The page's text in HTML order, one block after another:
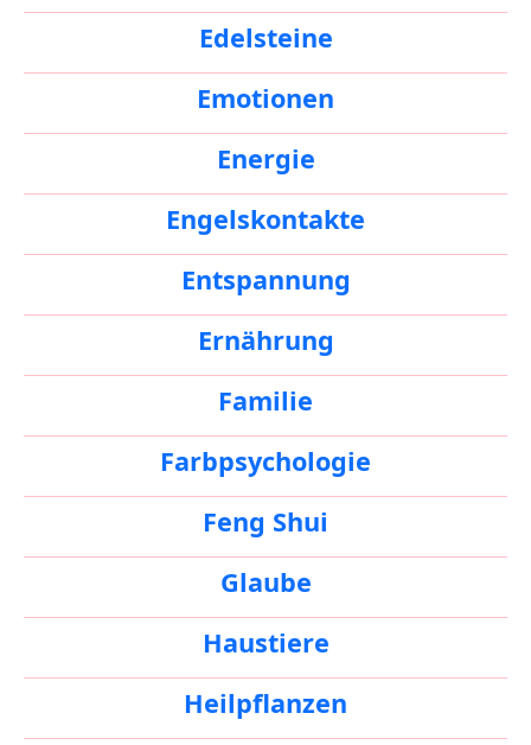
Edelsteine
Emotionen
Energie
Engelskontakte
Entspannung
Ernährung
Familie
Farbpsychologie
Feng Shui
Glaube
Haustiere
Heilpflanzen